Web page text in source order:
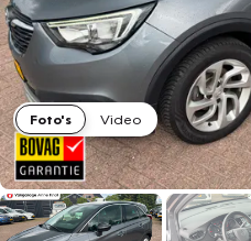
Foto's
Video